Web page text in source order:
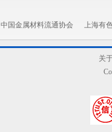
中国金属材料流通协会 上海有
关